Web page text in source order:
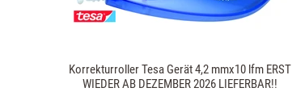
Korrekturroller Tesa Gerät 4,2 mmx10 lfm ERST
WIEDER AB DEZEMBER 2026 LIEFERBAR!!